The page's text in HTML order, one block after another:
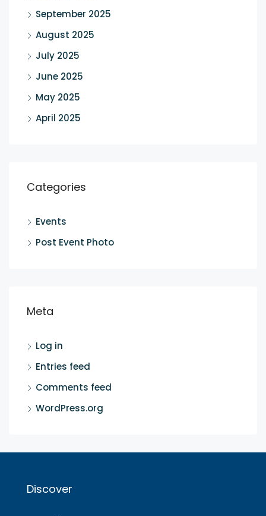
September 2025
August 2025
July 2025
June 2025
May 2025
April 2025
Categories
Events
Post Event Photo
Meta
Log in
Entries feed
Comments feed
WordPress.org
Discover